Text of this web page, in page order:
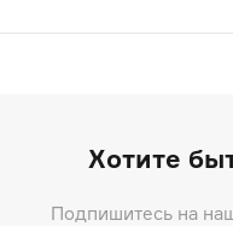
Хотите
Подпишитесь на